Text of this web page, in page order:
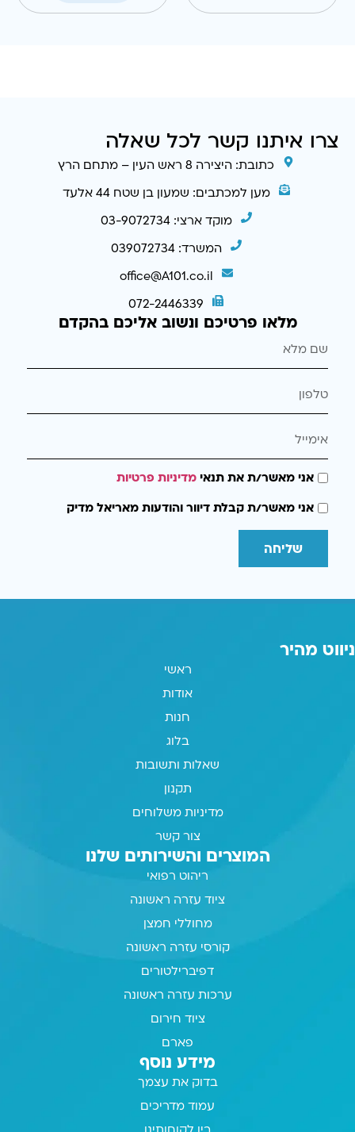
צרו איתנו קשר לכל שאלה
כתובת: היצירה 8 ראש העין – מתחם הרץ
מען למכתבים: שמעון בן שטח 44 אלעד
מוקד ארצי: 03-9072734
המשרד: 039072734
office@A101.co.il
072-2446339
מלאו פרטיכם ונשוב אליכם בהקדם
אני מאשר/ת את תנאימדיניות פרטיות
אני מאשר/ת קבלת דיוור והודעות מאריאל מדיק
שליחה
ניווט מהיר
ראשי
אודות
חנות
בלוג
שאלות ותשובות
תקנון
מדיניות משלוחים
צור קשר
המוצרים והשירותים שלנו
ריהוט רפואי
ציוד עזרה ראשונה
מחוללי חמצן
קורסי עזרה ראשונה
דפיברילטורים
ערכות עזרה ראשונה
ציוד חירום
פארם
מידע נוסף
בדוק את עצמך
עמוד מדריכים